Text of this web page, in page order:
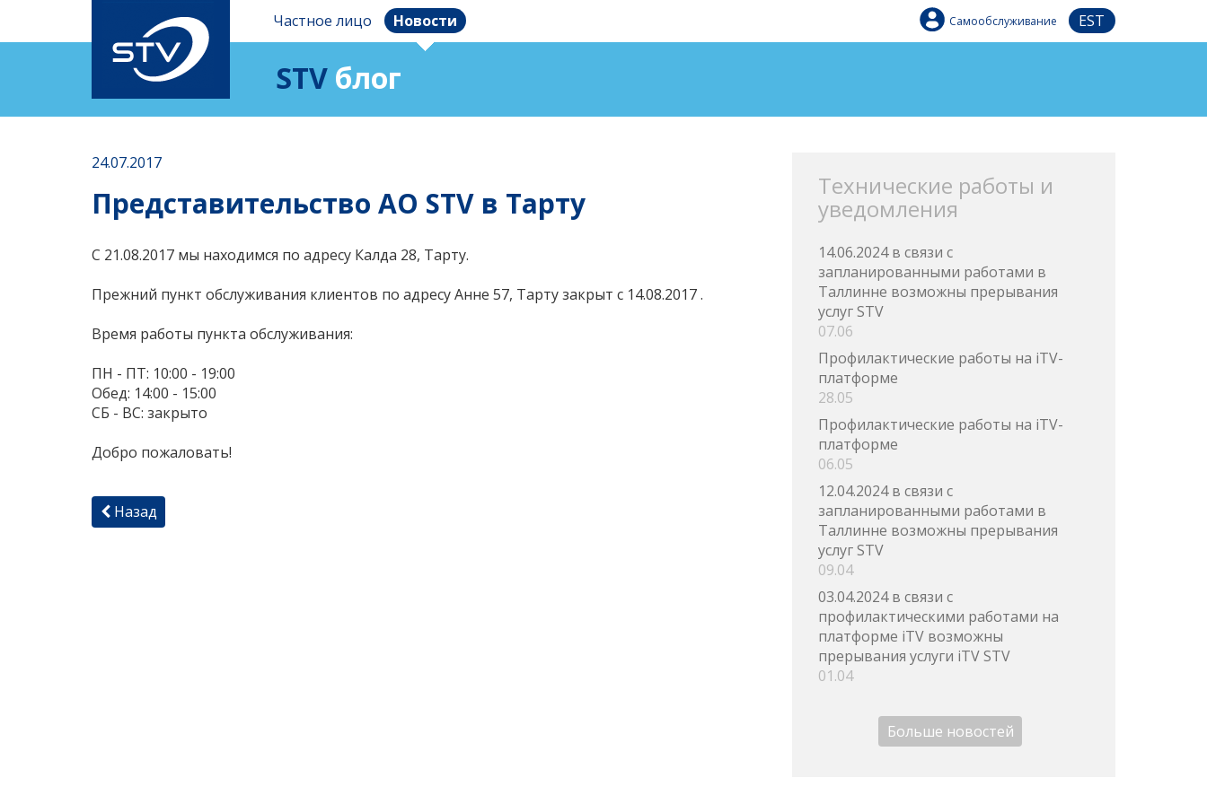
Частное лицо Новости Самообслуживание EST
STV блог
24.07.2017
Представительство AО STV в Тарту
С 21.08.2017 мы находимся по адресу Калда 28, Тарту.
Прежний пункт обслуживания клиентов по адресу Анне 57, Тарту закрыт с 14.08.2017 .
Время работы пункта обслуживания:
ПН - ПТ: 10:00 - 19:00
Обед: 14:00 - 15:00
СБ - ВС: закрыто
Добро пожаловать!
Назад
Технические работы и
уведомления
14.06.2024 в связи с
запланированными работами в
Таллинне возможны прерывания
услуг STV
07.06
Профилактические работы на iTV-
платформе
28.05
Профилактические работы на iTV-
платформе
06.05
12.04.2024 в связи с
запланированными работами в
Таллинне возможны прерывания
услуг STV
09.04
03.04.2024 в связи с
профилактическими работами на
платформе iTV возможны
прерывания услуги iTV STV
01.04
Больше новостей